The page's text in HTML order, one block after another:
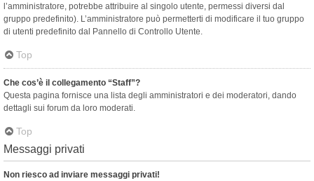
l’amministratore, potrebbe attribuire al singolo utente, permessi diversi dal
gruppo predefinito). L’amministratore può permetterti di modificare il tuo gruppo
di utenti predefinito dal Pannello di Controllo Utente.
Top
Che cos’è il collegamento “Staff”?
Questa pagina fornisce una lista degli amministratori e dei moderatori, dando
dettagli sui forum da loro moderati.
Top
Messaggi privati
Non riesco ad inviare messaggi privati!